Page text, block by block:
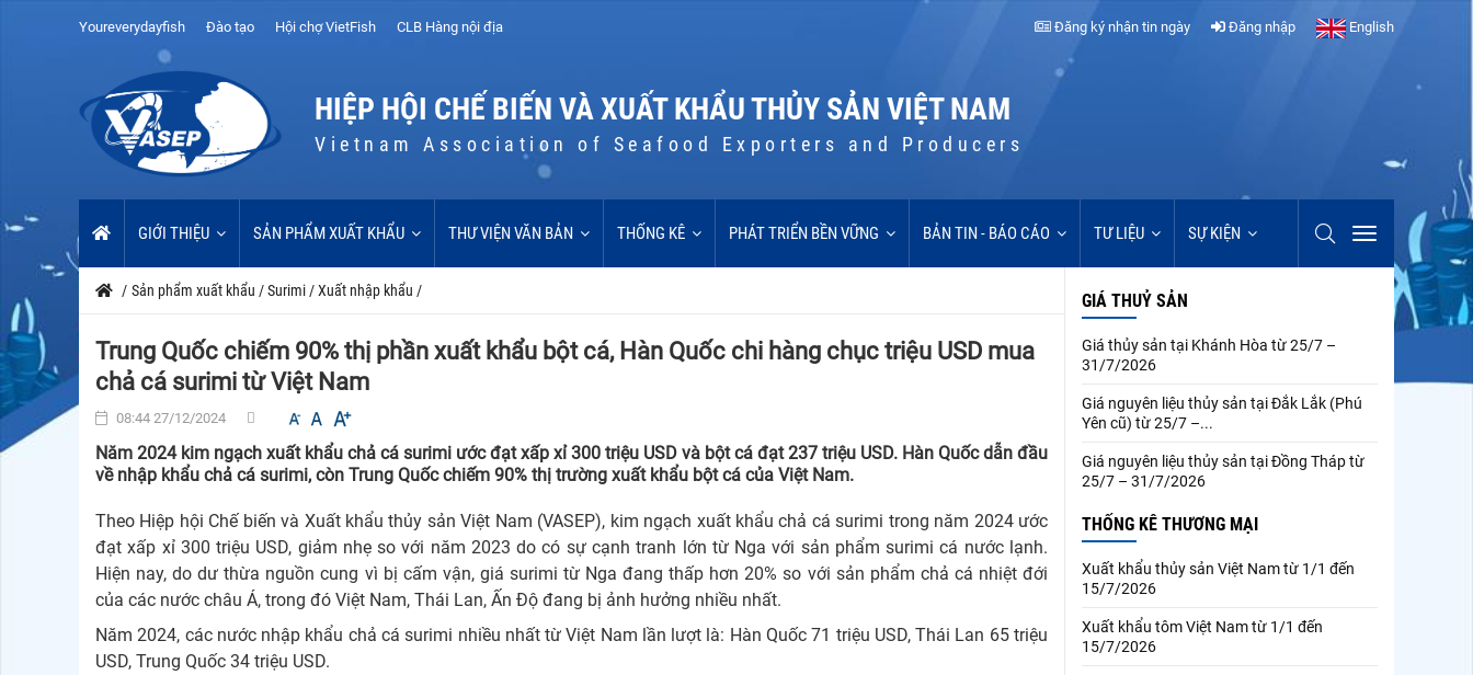
Youreverydayfish Đào tạo Hội chợ VietFish CLB Hàng nội địa Đăng ký nhận tin ngày Đăng nhập English
HIỆP HỘI CHẾ BIẾN VÀ XUẤT KHẨU THỦY SẢN VIỆT NAM
Vietnam Association of Seafood Exporters and Producers
GIỚI THIỆU SẢN PHẨM XUẤT KHẨU THƯ VIỆN VĂN BẢN THỐNG KÊ PHÁT TRIỂN BỀN VỮNG BẢN TIN - BÁO CÁO TƯ LIỆU SỰ KIỆN
/ Sản phẩm xuất khẩu /Surimi /Xuất nhập khẩu /
Trung Quốc chiếm 90% thị phần xuất khẩu bột cá, Hàn Quốc chi hàng chục triệu USD mua
chả cá surimi từ Việt Nam
08:44 27/12/2024
Năm 2024 kim ngạch xuất khẩu chả cá surimi ước đạt xấp xỉ 300 triệu USD và bột cá đạt 237 triệu USD. Hàn Quốc dẫn đầu
về nhập khẩu chả cá surimi, còn Trung Quốc chiếm 90% thị trường xuất khẩu bột cá của Việt Nam.
Theo Hiệp hội Chế biến và Xuất khẩu thủy sản Việt Nam (VASEP), kim ngạch xuất khẩu chả cá surimi trong năm 2024 ước
đạt xấp xỉ 300 triệu USD, giảm nhẹ so với năm 2023 do có sự cạnh tranh lớn từ Nga với sản phẩm surimi cá nước lạnh.
Hiện nay, do dư thừa nguồn cung vì bị cấm vận, giá surimi từ Nga đang thấp hơn 20% so với sản phẩm chả cá nhiệt đới
của các nước châu Á, trong đó Việt Nam, Thái Lan, Ấn Độ đang bị ảnh hưởng nhiều nhất.
Năm 2024, các nước nhập khẩu chả cá surimi nhiều nhất từ Việt Nam lần lượt là: Hàn Quốc 71 triệu USD, Thái Lan 65 triệu
USD, Trung Quốc 34 triệu USD.
GIÁ THUỶ SẢN
Giá thủy sản tại Khánh Hòa từ 25/7 –
31/7/2026
Giá nguyên liệu thủy sản tại Đắk Lắk (Phú
Yên cũ) từ 25/7 –...
Giá nguyên liệu thủy sản tại Đồng Tháp từ
25/7 – 31/7/2026
THỐNG KÊ THƯƠNG MẠI
Xuất khẩu thủy sản Việt Nam từ 1/1 đến
15/7/2026
Xuất khẩu tôm Việt Nam từ 1/1 đến
15/7/2026